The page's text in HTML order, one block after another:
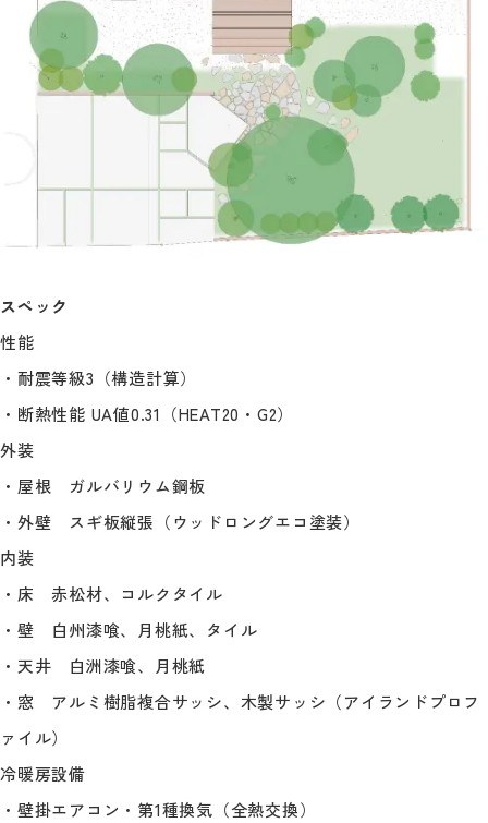
スペック
性能
・耐震等級3（構造計算）
・断熱性能 UA値0.31（HEAT20・G2）
外装
・屋根 ガルバリウム鋼板
・外壁 スギ板縦張（ウッドロングエコ塗装）
内装
・床 赤松材、コルクタイル
・壁 白州漆喰、月桃紙、タイル
・天井 白洲漆喰、月桃紙
・窓 アルミ樹脂複合サッシ、木製サッシ（アイランドプロフ
ァイル）
冷暖房設備
・壁掛エアコン・第1種換気（全熱交換）